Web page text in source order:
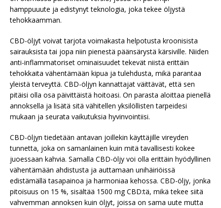
hamppuuute ja edistynyt teknologia, joka tekee öljystä
tehokkaamman.
CBD-öljyt voivat tarjota voimakasta helpotusta kroonisista
sairauksista tai jopa niin pienestä päänsärystä kärsiville. Niiden
anti-inflammatoriset ominaisuudet tekevät niistä erittäin
tehokkaita vähentämään kipua ja tulehdusta, mikä parantaa
yleistä terveyttä. CBD-öljyn kannattajat väittävät, että sen
pitäisi olla osa päivittäistä hoitoasi. On parasta aloittaa pienellä
annoksella ja lisätä sitä vähitellen yksilöllisten tarpeidesi
mukaan ja seurata vaikutuksia hyvinvointiisi.
CBD-öljyn tiedetään antavan joillekin käyttäjille vireyden
tunnetta, joka on samanlainen kuin mitä tavallisesti kokee
juoessaan kahvia. Samalla CBD-öljy voi olla erittäin hyödyllinen
vähentämään ahdistusta ja auttamaan unihäiriöissä
edistämällä tasapainoa ja harmoniaa kehossa. CBD-öljy, jonka
pitoisuus on 15 %, sisältää 1500 mg CBD:tä, mikä tekee siitä
vahvemman annoksen kuin öljyt, joissa on sama uute mutta